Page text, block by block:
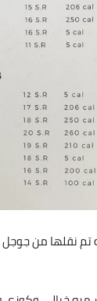
تم نقلها من